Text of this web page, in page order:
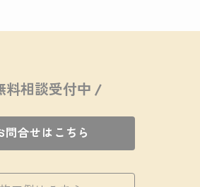
料相談受付中 /
問合せはこちら